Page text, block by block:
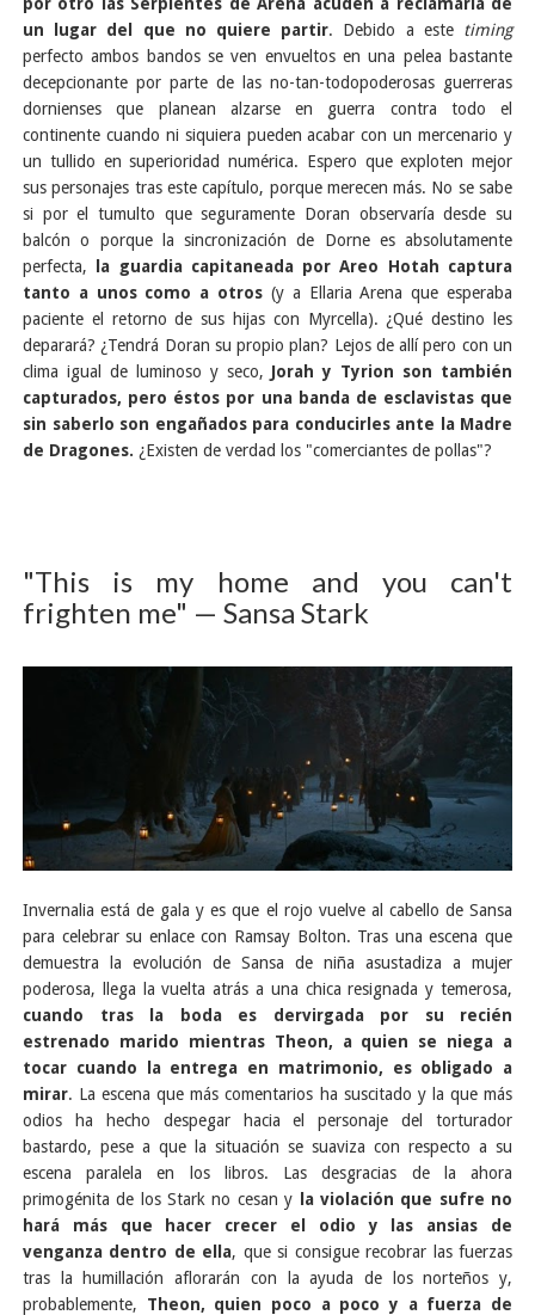
un lugar del que no quiere partir. Debido a este timing
perfecto ambos bandos se ven envueltos en una pelea bastante
decepcionante por parte de las no-tan-todopoderosas guerreras
dornienses que planean alzarse en guerra contra todo el
continente cuando ni siquiera pueden acabar con un mercenario y
un tullido en superioridad numérica. Espero que exploten mejor
sus personajes tras este capítulo, porque merecen más. No se sabe
si por el tumulto que seguramente Doran observaría desde su
balcón o porque la sincronización de Dorne es absolutamente
perfecta,
la guardia capitaneada por Areo Hotah captura
tanto a unos como a otros (y a Ellaria Arena que esperaba
paciente el retorno de sus hijas con Myrcella). ¿Qué destino les
deparará? ¿Tendrá Doran su propio plan? Lejos de allí pero con un
clima igual de luminoso y seco, Jorah y Tyrion son también
capturados, pero éstos por una banda de esclavistas que
sin saberlo son engañados para conducirles ante la Madre
de Dragones. ¿Existen de verdad los "comerciantes de pollas"?
"This is my home and you can't
frighten me" — Sansa Stark
Invernalia está de gala y es que el rojo vuelve al cabello de Sansa
para celebrar su enlace con Ramsay Bolton. Tras una escena que
demuestra la evolución de Sansa de niña asustadiza a mujer
poderosa, llega la vuelta atrás a una chica resignada y temerosa,
cuando tras la boda es dervirgada por su recién
estrenado marido mientras Theon, a quien se niega a
tocar cuando la entrega en matrimonio, es obligado a
mirar. La escena que más comentarios ha suscitado y la que más
odios ha hecho despegar hacia el personaje del torturador
bastardo, pese a que la situación se suaviza con respecto a su
escena paralela en los libros. Las desgracias de la ahora
primogénita de los Stark no cesan y la violación que sufre no
hará más que hacer crecer el odio y las ansias de
venganza dentro de ella, que si consigue recobrar las fuerzas
tras la humillación aflorarán con la ayuda de los norteños y,
probablemente, Theon, quien poco a poco y a fuerza de